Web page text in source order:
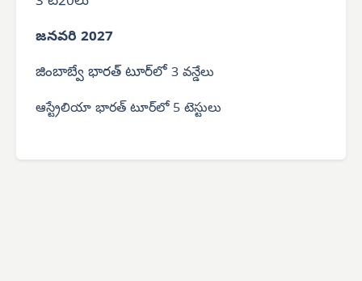
జనవరి 2027
జింబాబ్వే భారత్ టూర్‌లో 3 వన్డేలు
ఆస్ట్రేలియా భారత్ టూర్‌లో 5 టెస్టులు